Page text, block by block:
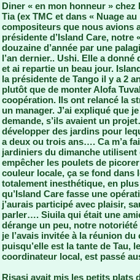
Diner « en mon honneur »
Tia (ex TMC et dans « Nuage
compositeurs que nous avions
présidente d’Island Care, notre
douzaine d’année par une
l’an dernier.. Ushi. Elle a donné
et ai repartie un beau jour.
la présidente de Tango il y a 2
plutôt que de monter Alofa
coopération. Ils ont relancé la
un manager. J’ai expliqué que
demande, s’ils avaient un
développer des jardins pour
a deux ou trois ans…. Ca m’a
jardiniers du dimanche
empêcher les poulets de
couleur locale, ça se fond dans
totalement inesthétique, en
qu’Island Care fasse une
j’aurais participé avec plaisir,
parler…. Siuila qui était une
dérange un peu, notre
je l’avais invitée à la réunion
puisqu’elle est la tante de Tau,
coordinateur local, est passé
Risasi avait mis les petits plats